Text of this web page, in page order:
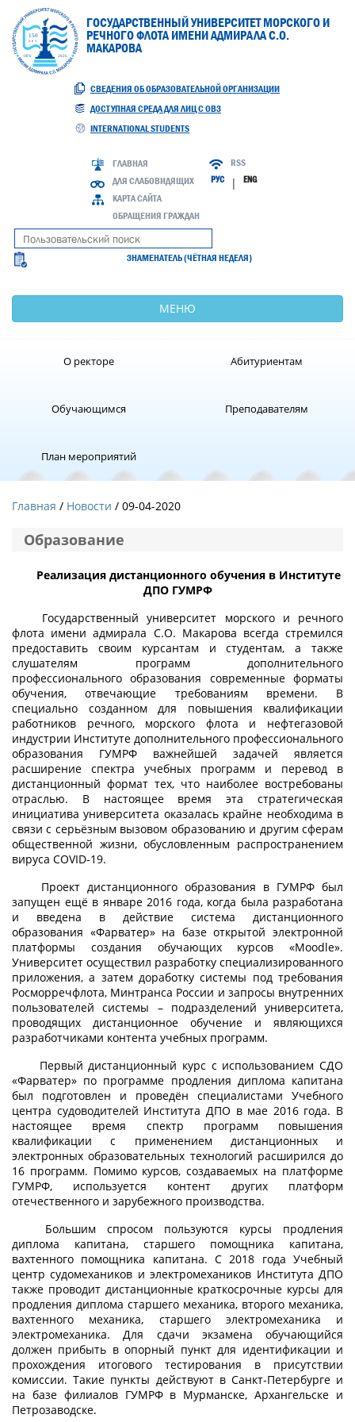
ГОСУДАРСТВЕННЫЙ УНИВЕРСИТЕТ МОРСКОГО И
РЕЧНОГО ФЛОТА ИМЕНИ АДМИРАЛА С.О.
МАКАРОВА
СВЕДЕНИЯ ОБ ОБРАЗОВАТЕЛЬНОЙ ОРГАНИЗАЦИИ
ДОСТУПНАЯ СРЕДА ДЛЯ ЛИЦ С ОВЗ
INTERNATIONAL STUDENTS
ГЛАВНАЯ
ДЛЯ СЛАБОВИДЯЩИХ
КАРТА САЙТА
ОБРАЩЕНИЯ ГРАЖДАН
RSS
РУС | ENG
ЗНАМЕНАТЕЛЬ (ЧЁТНАЯ НЕДЕЛЯ)
МЕНЮ
О ректоре Абитуриентам
Обучающимся Преподавателям
План мероприятий
Главная Новости / 09-04-2020
Образование
Реализация дистанционного обучения в Институте
ДПО ГУМРФ
Государственный университет морского и речного
флота имени адмирала С.О. Макарова всегда стремился
предоставить своим курсантам и студентам, а также
слушателям программ дополнительного
профессионального образования современные форматы
обучения, отвечающие требованиям времени. В
специально созданном для повышения квалификации
работников речного, морского флота и нефтегазовой
индустрии Институте дополнительного профессионального
образования ГУМРФ важнейшей задачей является
расширение спектра учебных программ и перевод в
дистанционный формат тех, что наиболее востребованы
отраслью. В настоящее время эта стратегическая
инициатива университета оказалась крайне необходима в
связи с серьёзным вызовом образованию и другим сферам
общественной жизни, обусловленным распространением
вируса COVID-19.
Проект дистанционного образования в ГУМРФ был
запущен ещё в январе 2016 года, когда была разработана
и введена в действие система дистанционного
образования «Фарватер» на базе открытой электронной
платформы создания обучающих курсов «Moodle».
Университет осуществил разработку специализированного
приложения, а затем доработку системы под требования
Росморречфлота, Минтранса России и запросы внутренних
пользователей системы – подразделений университета,
проводящих дистанционное обучение и являющихся
разработчиками контента учебных программ.
Первый дистанционный курс с использованием СДО
«Фарватер» по программе продления диплома капитана
был подготовлен и проведён специалистами Учебного
центра судоводителей Института ДПО в мае 2016 года. В
настоящее время спектр программ повышения
квалификации с применением дистанционных и
электронных образовательных технологий расширился до
16 программ. Помимо курсов, создаваемых на платформе
ГУМРФ, используется контент других платформ
отечественного и зарубежного производства.
Большим спросом пользуются курсы продления
диплома капитана, старшего помощника капитана,
вахтенного помощника капитана. С 2018 года Учебный
центр судомехаников и электромехаников Института ДПО
также проводит дистанционные краткосрочные курсы для
продления диплома старшего механика, второго механика,
вахтенного механика, старшего электромеханика и
электромеханика. Для сдачи экзамена обучающийся
должен прибыть в опорный пункт для идентификации и
прохождения итогового тестирования в присутствии
комиссии. Такие пункты действуют в Санкт-Петербурге и
на базе филиалов ГУМРФ в Мурманске, Архангельске и
Петрозаводске.